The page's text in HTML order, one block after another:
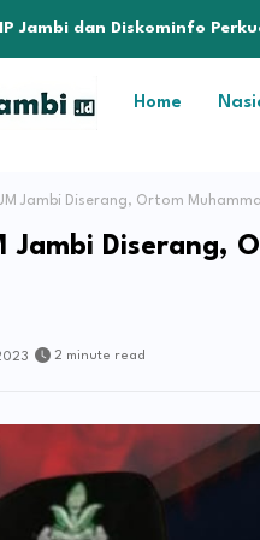
Jambi dan Diskominfo
Aksi Warga, DPRD Jambi
Home
Jambi Diserang, Ortom
Jambi Diserang,
2 minute read